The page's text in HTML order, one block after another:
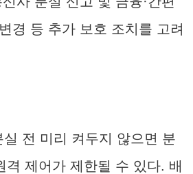
경 등 추가 보호 조치를 고려
실 전 미리 켜두지 않으면 분
격 제어가 제한될 수 있다. 배